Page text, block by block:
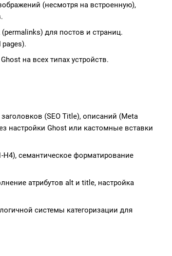
(несмотря на встроенную),
для постов и страниц.
на всех типах устройств.
(SEO Title), описаний (Meta
настройки Ghost или кастомные вставки
H4), семантическое форматирование
атрибутов alt и title, настройка
системы категоризации для